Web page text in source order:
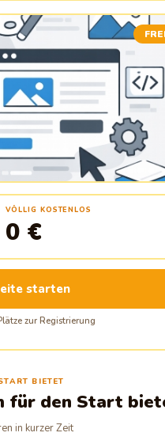
VÖLLIG KOSTENLOS
0 €
starten
zur Registrierung
BIETET
für den Start
in kurzer Zeit